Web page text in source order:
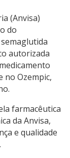
(Anvisa)
do
autorizada
no Ozempic,
farmacêutica
da Anvisa,
e qualidade